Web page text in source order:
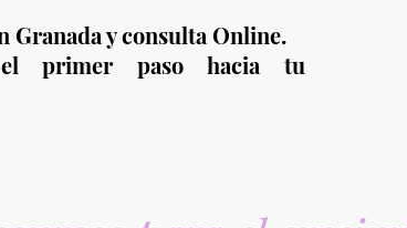
Granada y consulta Online.
primer paso hacia tu